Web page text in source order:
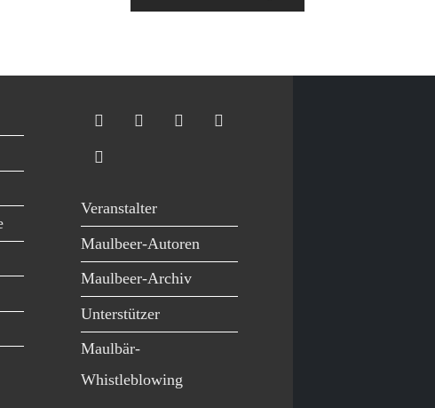
Veranstalter
Maulbeer-Autoren
Maulbeer-Archiv
Unterstützer
Maulbär-
Whistleblowing